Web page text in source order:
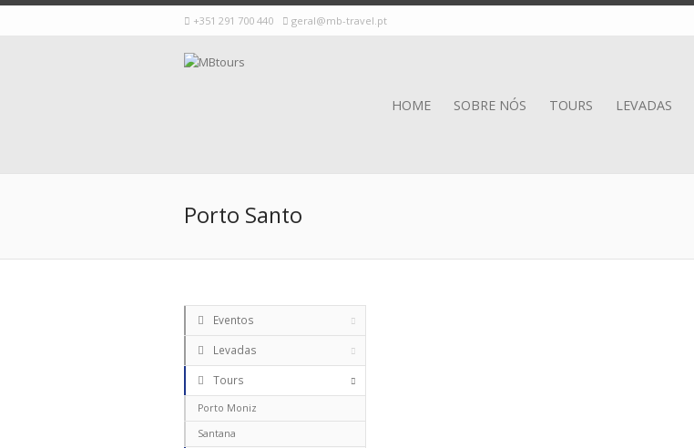
+351 291 700 440 geral@mb-travel.pt
HOME SOBRE NÓS TOURS LEVADAS
Porto Santo
Eventos
Levadas
Tours
Porto Moniz
Santana